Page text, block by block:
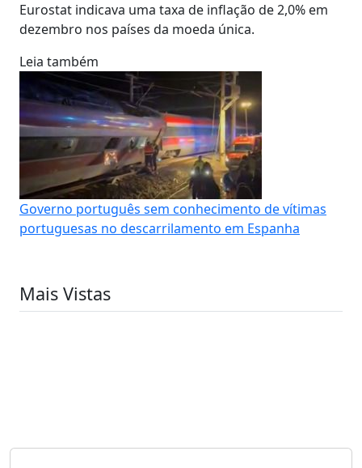
Eurostat indicava uma taxa de inflação de 2,0% em
dezembro nos países da moeda única.
Leia também
Governo português sem conhecimento de vítimas
portuguesas no descarrilamento em Espanha
Mais Vistas